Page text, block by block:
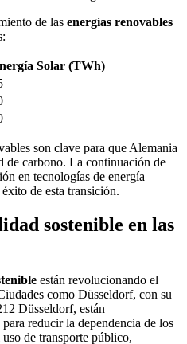
de las energías renovables
Solar (TWh)
son clave para que Alemania
de carbono. La continuación de
en tecnologías de energía
de esta transición.
sostenible en las
están revolucionando el
como Düsseldorf, con su
Düsseldorf, están
reducir la dependencia de los
de transporte público,